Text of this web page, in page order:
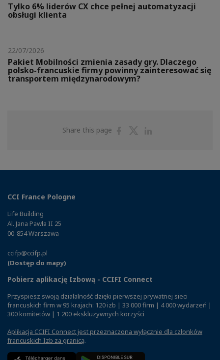
Tylko 6% liderów CX chce pełnej automatyzacji
obsługi klienta
22/07/2026
Pakiet Mobilności zmienia zasady gry. Dlaczego
polsko-francuskie firmy powinny zainteresować się
transportem międzynarodowym?
Share this page
ShareShare
CCI France Pologne
Life Building
Al. Jana Pawła II 25
00-854 Warszawa
ccifp@ccifp.pl
(Dostęp do mapy)
Pobierz aplikację Izbową - CCIFI Connect
Przyspiesz swoją działalność dzięki pierwszej prywatnej sieci
francuskich firm w 95 krajach: 120 izb | 33 000 firm | 4 000 wydarzeń |
300 komitetów | 1 200 ekskluzywnych korzyści
Aplikacja CCIFI Connect jest przeznaczona wyłącznie dla członków
francuskich Izb za granicą.